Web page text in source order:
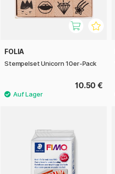
FOLIA
Stempelset Unicorn 10er-Pack
10.50 €